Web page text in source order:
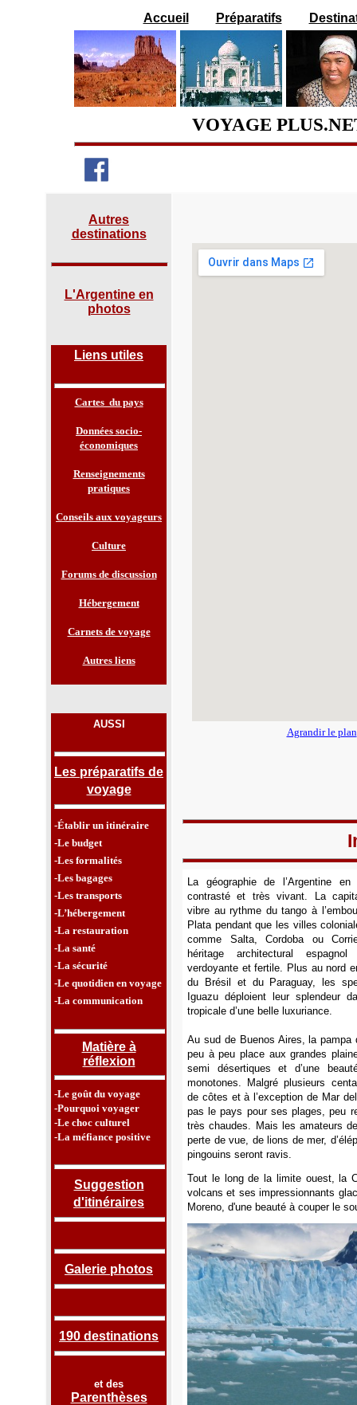
Accueil Préparatifs
VOYAGE
Autres
destinations
L'Argentine en
photos
Liens utiles
Cartes du pays
Données socio-
économiques
Renseignements
pratiques
Conseils aux voyageurs
Culture
Forums de discussion
Hébergement
Carnets de voyage
Autres liens
AUSSI
Les préparatifs de
voyage
-Établir un itinéraire
-Le budget
-Les formalités
-Les bagages
-Les transports
-L’hébergement
-La restauration
-La santé
-La sécurité
-Le quotidien en voyage
-La communication
Matière à
réflexion
-Le goût du voyage
-Pourquoi voyager
-Le choc culturel
-La méfiance positive
Suggestion
d'itinéraires
Galerie photos
190 destinations
et des
Parenthèses
Agrandir le plan
La géographie de l’Argentine
contrasté et très vivant. La
vibre au rythme du tango à
Plata pendant que les villes
comme Salta, Cordoba ou
héritage architectural
verdoyante et fertile. Plus au nord
du Brésil et du Paraguay, les
Iguazu déploient leur splendeur
tropicale d’une belle luxuriance.
Au sud de Buenos Aires, la pampa
peu à peu place aux grandes
semi désertiques et d’une
monotones. Malgré plusieurs
de côtes et à l’exception de Mar
pas le pays pour ses plages, peu
très chaudes. Mais les amateurs
perte de vue, de lions de mer,
pingouins seront ravis.
Tout le long de la limite ouest, la
volcans et ses impressionnants
Moreno, d'une beauté à couper le